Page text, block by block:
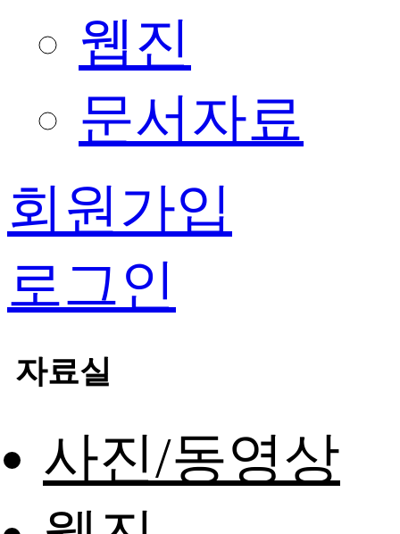
웹진
문서자료
회원가입
로그인
자료실
사진/동영상